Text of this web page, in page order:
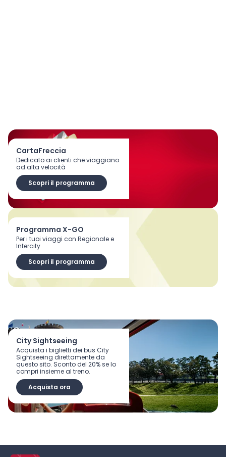
CartaFreccia
Dedicato ai clienti che viaggiano
ad alta velocità
Scopri il programma
Programma X-GO
Per i tuoi viaggi con Regionale e
Intercity
Scopri il programma
City Sightseeing
Acquista i biglietti dei bus City
Sightseeing direttamente da
questo sito. Sconto del 20% se lo
compri insieme al treno.
Acquista ora